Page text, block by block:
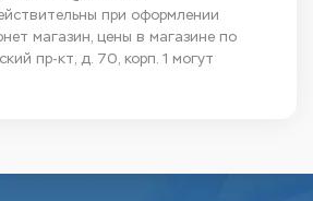
при оформлении
магазин, цены в магазине по
пр-кт, д. 70, корп. 1 могут